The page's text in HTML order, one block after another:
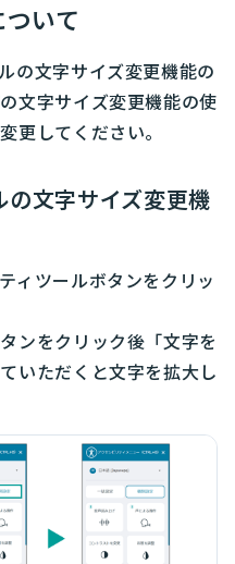
いて
の文字サイズ変更機能の
文字サイズ変更機能の使
更してください。
の文字サイズ変更機
ィツールボタンをクリッ
ンをクリック後「文字を
いただくと文字を拡大し